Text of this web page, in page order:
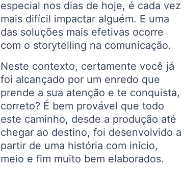
especial nos dias de hoje, é cada vez
mais difícil impactar alguém. E uma
das soluções mais efetivas ocorre
com o storytelling na comunicação.
Neste contexto, certamente você já
foi alcançado por um enredo que
prende a sua atenção e te conquista,
correto? É bem provável que todo
este caminho, desde a produção até
chegar ao destino, foi desenvolvido a
partir de uma história com início,
meio e fim muito bem elaborados.